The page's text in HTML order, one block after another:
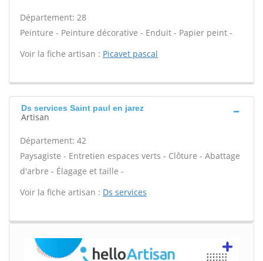
Département: 28
Peinture - Peinture décorative - Enduit - Papier peint -
Voir la fiche artisan : Picavet pascal
Ds services Saint paul en jarez
Artisan
Département: 42
Paysagiste - Entretien espaces verts - Clôture - Abattage
d'arbre - Élagage et taille -
Voir la fiche artisan : Ds services